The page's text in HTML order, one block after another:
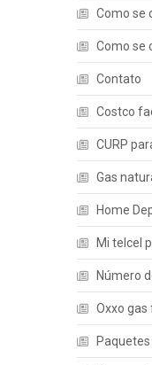
Como se
Como se
Contato
Costco
CURP
Gas
Home
Mi telcel
Número
Oxxo